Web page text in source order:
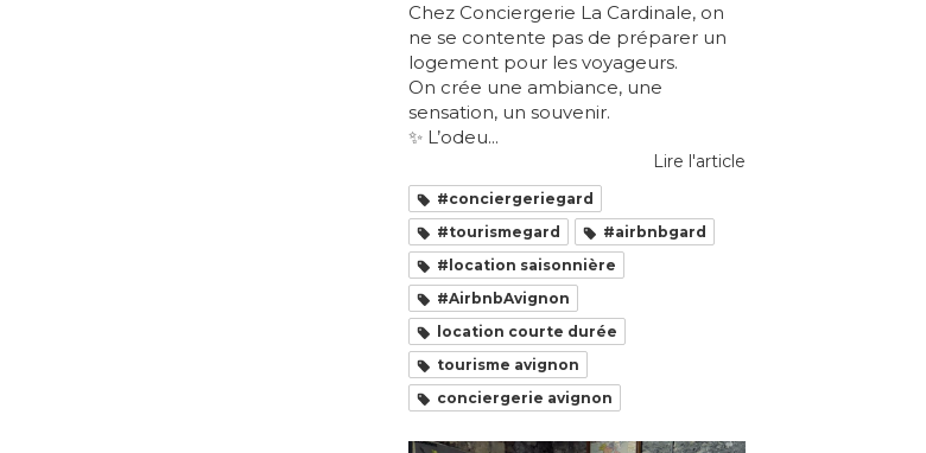
Chez Conciergerie La Cardinale, on
ne se contente pas de préparer un
logement pour les voyageurs.
On crée une ambiance, une
sensation, un souvenir.
✨ L’odeu...
Lire l'article
#conciergeriegard
#tourismegard
#airbnbgard
#location saisonnière
#AirbnbAvignon
location courte durée
tourisme avignon
conciergerie avignon